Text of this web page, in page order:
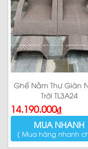
Ghế Nằm Thư Giãn
Trời TL3A24
14.190.000₫
MUA NHANH
( Mua hàng nhanh